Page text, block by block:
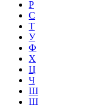
Р
С
Т
У
Ф
Х
Ц
Ч
Ш
Щ